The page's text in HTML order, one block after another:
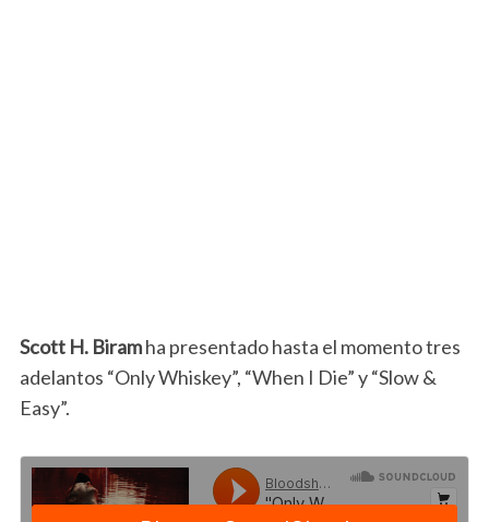
Scott H. Biramha presentado hasta el momento tres
adelantos “Only Whiskey”, “When I Die” y “Slow &
Easy”.